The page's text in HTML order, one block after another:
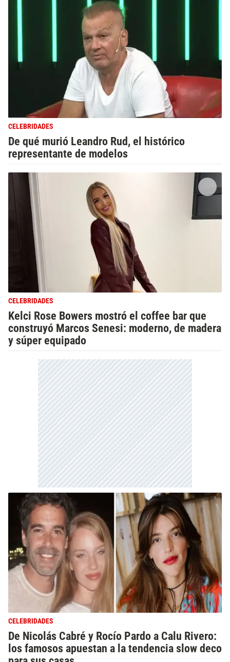
CELEBRIDADES
De qué murió Leandro Rud, el histórico
representante de modelos
CELEBRIDADES
Kelci Rose Bowers mostró el coffee bar que
construyó Marcos Senesi: moderno, de madera
y súper equipado
CELEBRIDADES
De Nicolás Cabré y Rocío Pardo a Calu Rivero:
los famosos apuestan a la tendencia slow deco